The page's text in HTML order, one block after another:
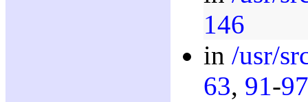
146
in /usr/
63, 91-97